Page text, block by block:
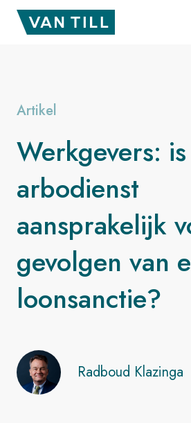
Artikel
Werkgevers:
arbodienst
aansprakelijk
gevolgen van
loonsanctie?
Radboud Klazinga